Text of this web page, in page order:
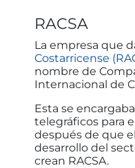
RACSA
La empresa que
Costarricense
nombre de
Internacional de
Esta se
telegráficos para
después de que
desarrollo del
crean RACSA.